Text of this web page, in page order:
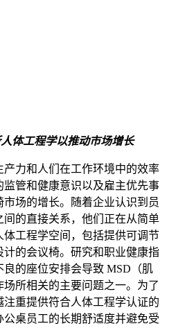
体工程学以推动市场增长
力和人们在工作环境中的效率
管和健康意识以及雇主优先事
场的增长。随着企业认识到员
的直接关系，他们正在从简单
工程学空间，包括提供可调节
的会议椅。研究和职业健康指
的座位安排会导致 MSD（肌
所相关的主要问题之一。为了
重提供符合人体工程学认证的
桌员工的长期舒适度并避免受